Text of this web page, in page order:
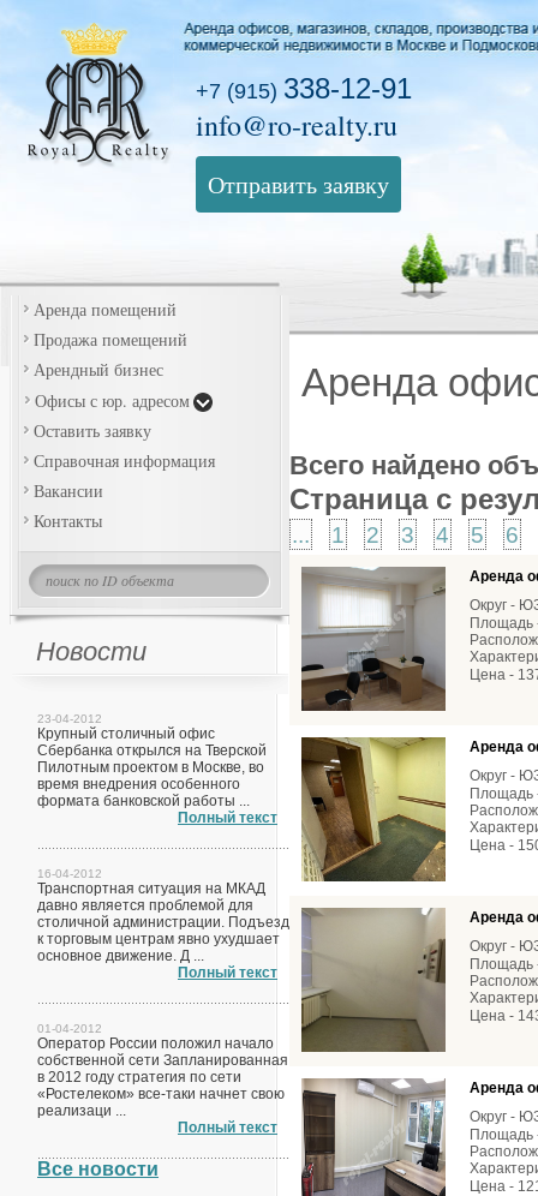
+7 (915) 338-12-91
info@ro-realty.ru
Отправить заявку
Аренда помещений
Продажа помещений
Арендный бизнес
Офисы с юр. адресом
Оставить заявку
Справочная информация
Вакансии
Контакты
Новости
23-04-2012
Крупный столичный офис
Сбербанка открылся на Тверской
Пилотным проектом в Москве, во
время внедрения особенного
формата банковской работы ...
Полный текст
16-04-2012
Транспортная ситуация на МКАД
давно является проблемой для
столичной администрации. Подъезд
к торговым центрам явно ухудшает
основное движение. Д ...
Полный текст
01-04-2012
Оператор России положил начало
собственной сети Запланированная
в 2012 году стратегия по сети
«Ростелеком» все-таки начнет свою
реализаци ...
Полный текст
Все новости
Аренда
Всего найдено
Страница с
... 1 2 3 4 5 6
Аренда
Округ -
Площадь
Цена -
Аренда
Округ -
Площадь
Цена -
Аренда
Округ -
Площадь
Цена -
Аренда
Округ -
Площадь
Цена -